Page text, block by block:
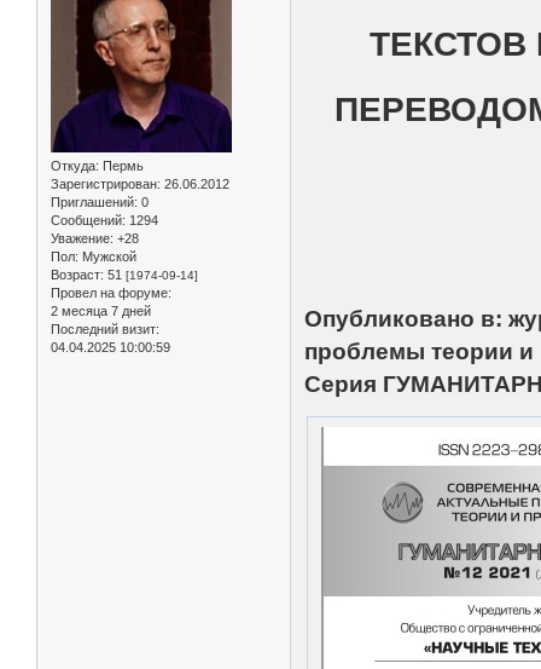
Откуда: Пермь
Зарегистрирован: 26.06.2012
Приглашений: 0
Сообщений: 1294
Уважение: +28
Пол: Мужской
Возраст: 51 [1974-09-14]
Провел на форуме:
2 месяца 7 дней
Последний визит:
04.04.2025 10:00:59
Опубликовано в:
проблемы теории и
Серия